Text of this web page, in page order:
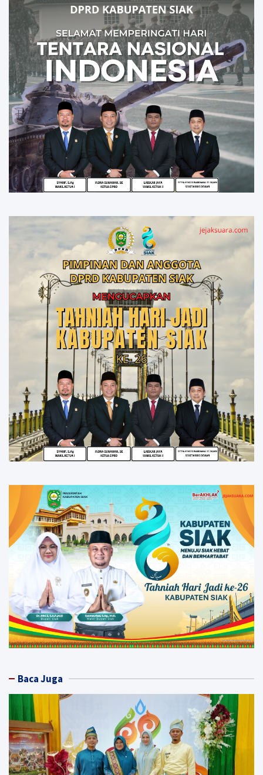
Baca Juga